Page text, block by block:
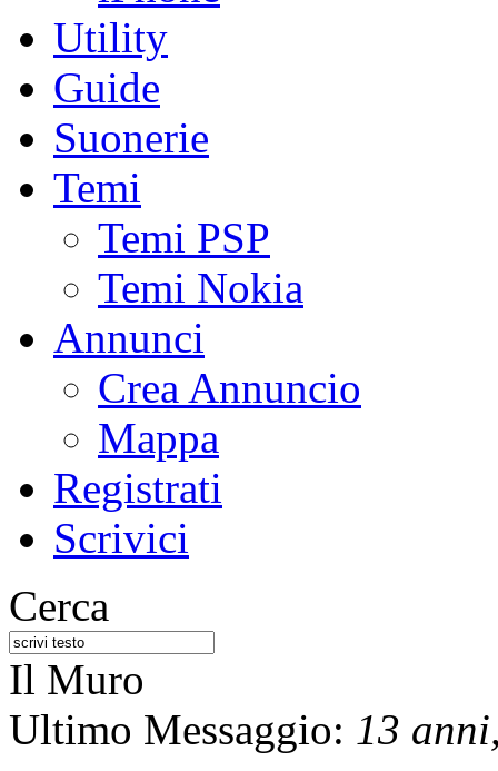
Utility
Guide
Suonerie
Temi
Temi PSP
Temi Nokia
Annunci
Crea Annuncio
Mappa
Registrati
Scrivici
Cerca
Il Muro
Ultimo Messaggio: 13